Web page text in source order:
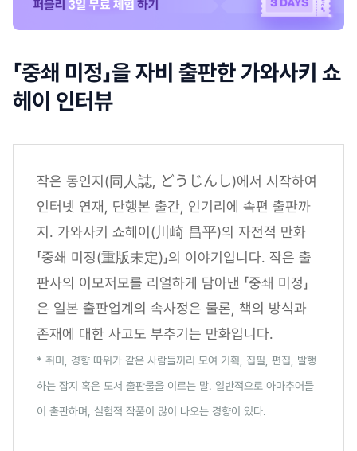
「중쇄 미정」을 자비 출판한 가와사키 쇼
헤이 인터뷰
작은 동인지(同人誌, どうじんし)에서 시작하여
인터넷 연재, 단행본 출간, 인기리에 속편 출판까
지. 가와사키 쇼헤이(川崎 昌平)의 자전적 만화
「중쇄 미정(重版未定)」의 이야기입니다. 작은 출
판사의 이모저모를 리얼하게 담아낸 「중쇄 미정」
은 일본 출판업계의 속사정은 물론, 책의 방식과
존재에 대한 사고도 부추기는 만화입니다.
* 취미, 경향 따위가 같은 사람들끼리 모여 기획, 집필, 편집, 발행
하는 잡지 혹은 도서 출판물을 이르는 말. 일반적으로 아마추어들
이 출판하며, 실험적 작품이 많이 나오는 경향이 있다.